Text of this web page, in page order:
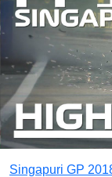
Singapuri GP